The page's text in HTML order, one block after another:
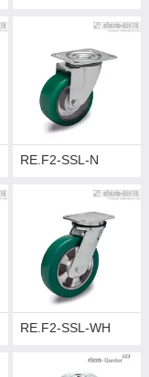
RE.F2-SSL-N
RE.F2-SSL-WH